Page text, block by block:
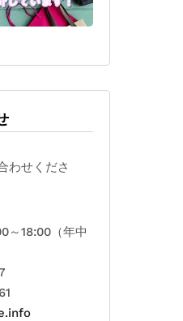
わせくださ
～18:00（年中